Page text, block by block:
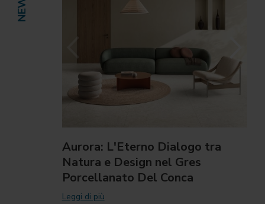
Aurora: L'Eterno Dialogo tra
Natura e Design nel Gres
Porcellanato Del Conca
Leggi di più